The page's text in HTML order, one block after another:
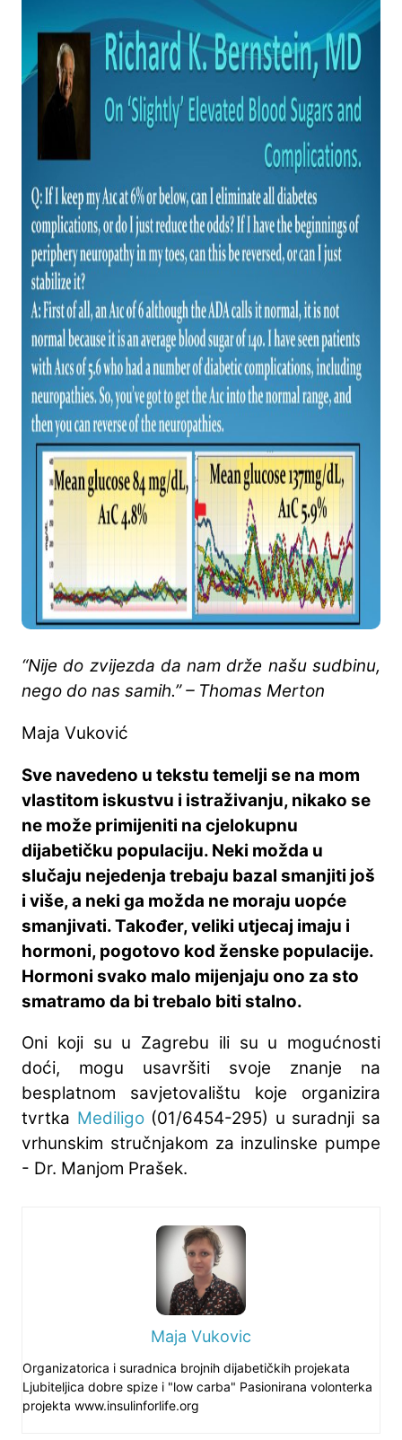
“Nije do zvijezda da nam drže našu sudbinu,
nego do nas samih.” – Thomas Merton
Maja Vuković
Sve navedeno u tekstu temelji se na mom
vlastitom iskustvu i istraživanju, nikako se
ne može primijeniti na cjelokupnu
dijabetičku populaciju. Neki možda u
slučaju nejedenja trebaju bazal smanjiti još
i više, a neki ga možda ne moraju uopće
smanjivati. Također, veliki utjecaj imaju i
hormoni, pogotovo kod ženske populacije.
Hormoni svako malo mijenjaju ono za sto
smatramo da bi trebalo biti stalno.
Oni koji su u Zagrebu ili su u mogućnosti
doći, mogu usavršiti svoje znanje na
besplatnom savjetovalištu koje organizira
tvrtka Mediligo(01/6454-295) u suradnji sa
vrhunskim stručnjakom za inzulinske pumpe
- Dr. Manjom Prašek.
Maja Vukovic
Organizatorica i suradnica brojnih dijabetičkih projekata
Ljubiteljica dobre spize i "low carba" Pasionirana volonterka
projekta www.insulinforlife.org